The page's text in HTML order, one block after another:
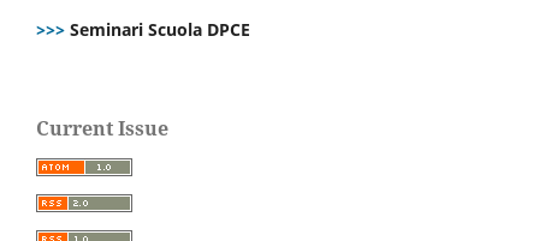
>>> Seminari Scuola DPCE
Current Issue